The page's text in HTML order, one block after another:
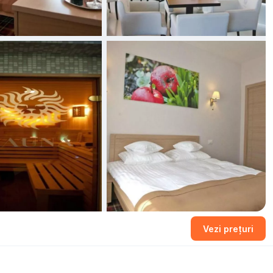
Vezi prețuri